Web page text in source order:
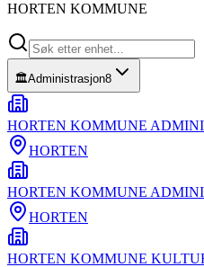
HORTEN KOMMUNE
🏛️Administrasjon8
HORTEN KOMMUNE
HORTEN
HORTEN KOMMUNE
HORTEN
HORTEN KOMMUNE